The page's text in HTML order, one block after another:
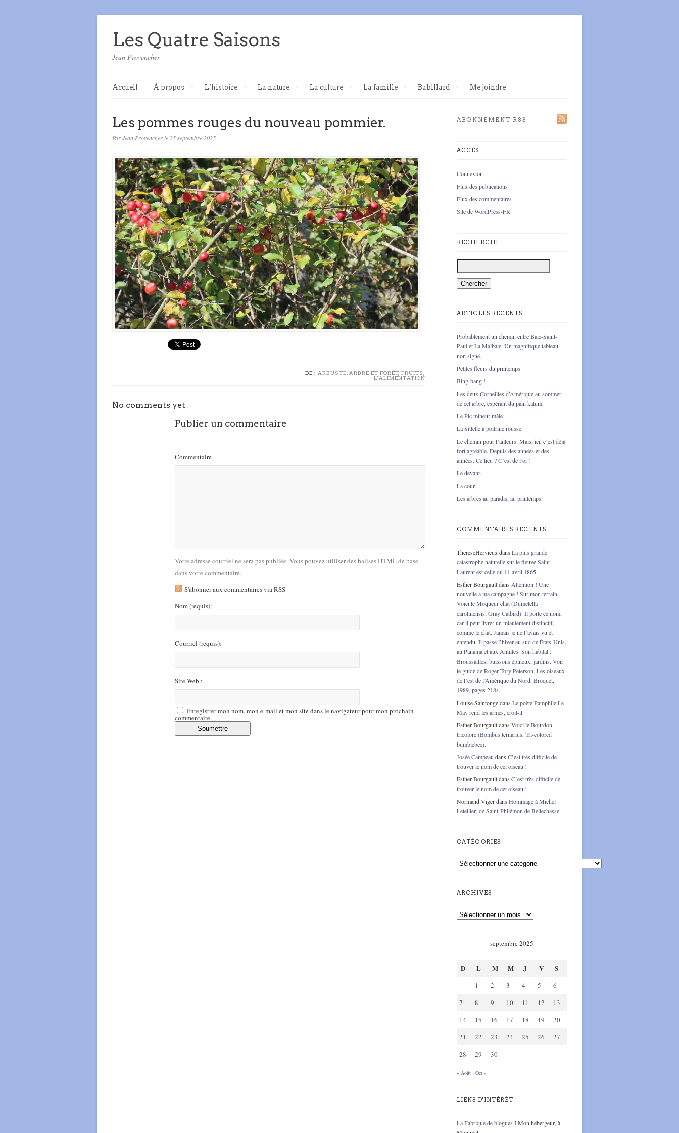
Les Quatre Saisons
Jean Provencher
Accueil À propos L’histoire La nature La culture La famille Babillard Me joindre
Les pommes rouges du nouveau pommier.
Par Jean Provencher le 25 septembre 2025
DE : ARBUSTE, ARBRE ET FORÊT, FRUITS ,
L'ALIMENTATION
No comments yet
Publier un commentaire
Commentaire
Votre adresse courriel ne sera pas publiée. Vous pouvez utiliser des balises HTML de base
dans votre commentaire.
S'abonner aux commentaires via RSS
Nom(requis):
Courriel (requis):
Site Web :
Enregistrer mon nom, mon e-mail et mon site dans le navigateur pour mon prochain
commentaire.
ABONNEMENT RSS
ACCÈS
Connexion
Flux des publications
Flux des commentaires
Site de WordPress-FR
RECHERCHE
ARTICLES RÉCENTS
Probablement un chemin entre Baie-Saint-
Paul et La Malbaie. Un magnifique tableau
non signé.
Petites fleurs du printemps.
Bing-bang !
Les deux Corneilles d’Amérique au sommet
de cet arbre, espérant du pain katum.
Le Pic mineur mâle.
La Sittelle à poitrine rousse.
Le chemin pour l’ailleurs. Mais, ici, c’est déjà
fort agréable. Depuis des années et des
années. Ce lieu ? C’est de l’or !
Le devant.
La cour.
Les arbres au paradis, au printemps.
COMMENTAIRES RÉCENTS
ThereseHervieux dans La plus grande
catastrophe naturelle sur le fleuve Saint-
Laurent est celle du 11 avril 1865
Esther Bourgaultdans Attention ! Une
nouvelle à ma campagne ! Sur mon terrain.
Voici le Moqueur chat (Dumetella
carolinensis, Gray Catbird). Il porte ce nom,
car il peut livrer un miaulement distinctif,
comme le chat. Jamais je ne l’avais vu et
entendu. Il passe l’hiver au sud de États-Unis,
au Panama et aux Antilles. Son habitat :
Broussailles, buissons épineux, jardins. Voir
le guide de Roger Tory Peterson, Les oiseaux
de l’est de l’Amérique du Nord, Broquet,
1989, pages 218s.
Louise Saintongedans Le poète Pamphile Le
May rend les armes, croit-il
Esther Bourgaultdans Voici le Bourdon
tricolore (Bombus ternarius, Tri-colored
bumblebee).
Josée Campeau dans C’est très difficile de
trouver le nom de cet oiseau !
Esther Bourgaultdans C’est très difficile de
trouver le nom de cet oiseau !
Normand Vigerdans Hommage à Michel
Letellier, de Saint-Philémon de Bellechasse
CATÉGORIES
ARCHIVES
septembre 2025
D L M M J V S
1 2 3 4 5
6
7
8 9 10 11 12
13
14
15 16 17 18 19
20
21
22 23 24 25 26
27
28
29 30
« Août Oct »
LIENS D'INTÉRÊT
La Fabrique de blogues IMon hébergeur, à